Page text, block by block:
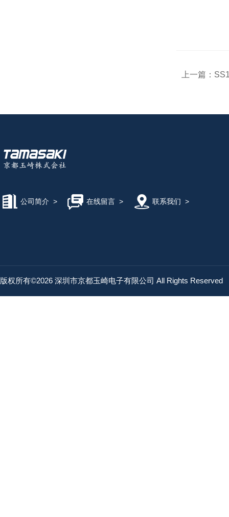
上一篇：
公司简介 > 在线留言> 联系我们 >
版权所有©2026 深圳市京都玉崎电子有限公司 All Rights Reserved